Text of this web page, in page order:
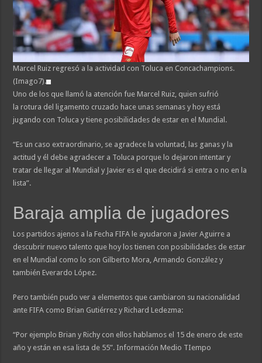
Marcel Ruiz regresó a la actividad con Toluca en Concachampions.
(Imago7).
Uno de los que llamó la atención fue Marcel Ruiz, quien sufrió
la rotura del ligamento cruzado hace unas semanas y hoy está
jugando con Toluca y tiene posibilidades de estar en el Mundial.
“Es un caso extraordinario, se agradece la voluntad, las ganas y la
actitud y él debe agradecer a Toluca porque lo dejaron intentar y
tratar de llegar al Mundial y Javier es el que decidirá si entra o no en la
lista”.
Baraja amplia de jugadores
Los partidos ajenos a la Fecha FIFA le ayudaron a Javier Aguirre a
descubrir nuevo talento que hoy los tienen con posibilidades de estar
en el Mundial como lo son Gilberto Mora, Armando González y
también Everardo López.
Pero también pudo ver a elementos que cambiaron su nacionalidad
ante FIFA como Brian Gutiérrez y Richard Ledezma:
“Por ejemplo Brian y Richy con ellos hablamos el 15 de enero de este
año y están en esa lista de 55”. Información Medio TIempo